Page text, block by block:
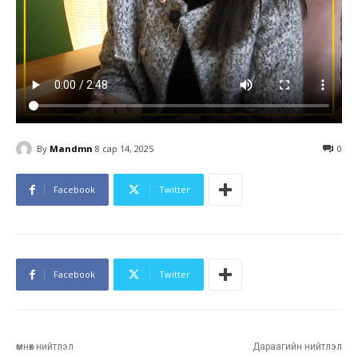
By Mandmn 8 сар 14, 2025 0
Facebook Twitter
Facebook Twitter
өмнөх нийтлэл Дараагийн нийтлэл